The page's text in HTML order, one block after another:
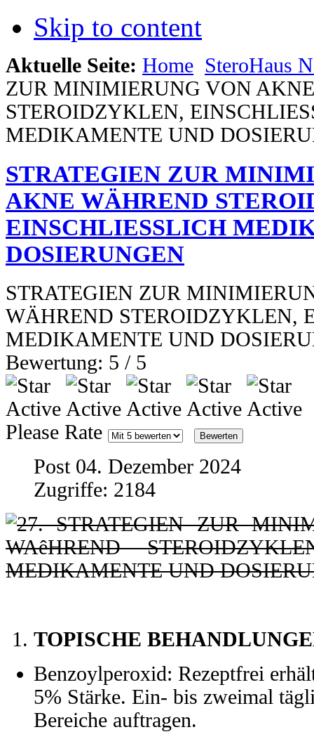
Skip to content
Aktuelle Seite: Home SteroHaus
ZUR MINIMIERUNG VON
STEROIDZYKLEN,
MEDIKAMENTE UND
STRATEGIEN ZUR
AKNE WÄHREND
EINSCHLIESSLICH
DOSIERUNGEN
STRATEGIEN ZUR
WÄHREND STEROIDZYKLEN,
MEDIKAMENTE UND
Bewertung: 5 / 5
Please Rate
Post 04. Dezember 2024
Zugriffe: 2184
TOPISCHE
Benzoylperoxid: Rezeptfrei
5% Stärke. Ein- bis zweimal
Bereiche auftragen.